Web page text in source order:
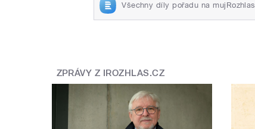
Všechny díly pořadu na mujRozhlas
ZPRÁVY Z IROZHLAS.CZ